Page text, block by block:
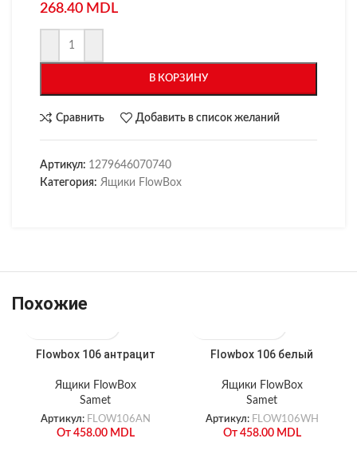
268.40 MDL
В КОРЗИНУ
Сравнить Добавить в список желаний
Артикул: 1279646070740
Категория: Ящики FlowBox
Похожие
Flowbox 106 антрацит
Ящики FlowBox
Samet
Артикул: FLOW106AN
От 458.00 MDL
Flowbox 106 белый
Ящики FlowBox
Samet
Артикул: FLOW106WH
От 458.00 MDL